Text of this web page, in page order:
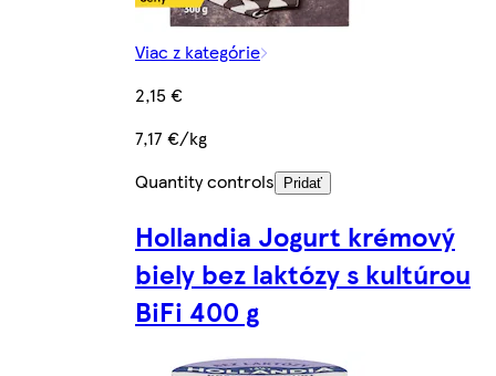
Viac z kategórie
2,15 €
7,17 €/kg
Quantity controls
Pridať
Hollandia Jogurt krémový
biely bez laktózy s kultúrou
BiFi 400 g